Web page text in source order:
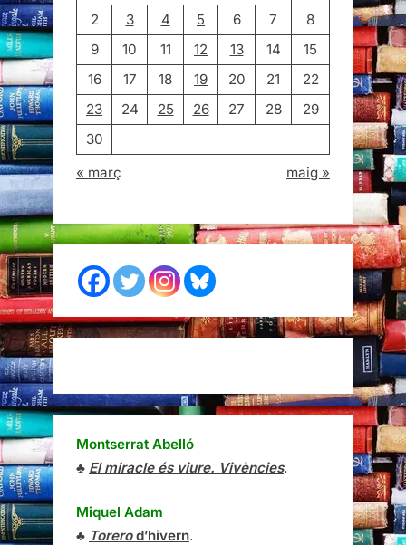
2
3 4 5 6 7
8
9
10 11 12 13 14
15
16
17 18 19 20 21
22
23
24 25 26 27 28
29
30
« març
maig »
Montserrat Abelló
♣ El miracle és viure. Vivències.
Miquel Adam
♣ Torerod’hivern.